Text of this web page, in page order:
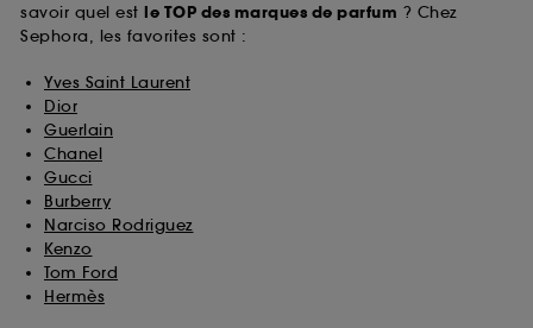
savoir quel est le TOP des marques de parfum ? Chez
Sephora, les favorites sont :
Yves Saint Laurent
Dior
Guerlain
Chanel
Gucci
Burberry
Narciso Rodriguez
Kenzo
Tom Ford
Hermès